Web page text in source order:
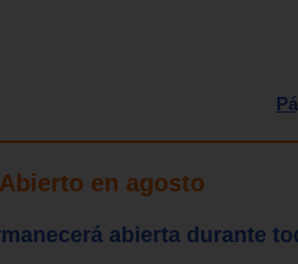
Abierto en agosto
abierta durante